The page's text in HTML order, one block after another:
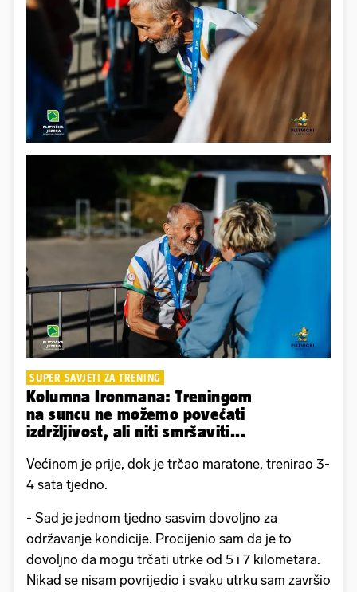
SUPER SAVJETI ZA TRENING
Kolumna Ironmana: Treningom
na suncu ne možemo povećati
izdržljivost, ali niti smršaviti...
Većinom je prije, dok je trčao maratone, trenirao 3-
4 sata tjedno.
- Sad je jednom tjedno sasvim dovoljno za
održavanje kondicije. Procijenio sam da je to
dovoljno da mogu trčati utrke od 5 i 7 kilometara.
Nikad se nisam povrijedio i svaku utrku sam završio